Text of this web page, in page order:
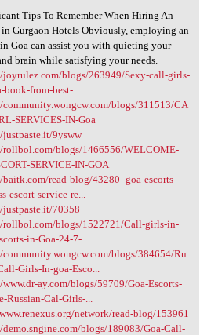
Tips To Remember
Tips To Remember When Hiring An
in Gurgaon Hotels Obviously, employing an
Goa can assist you with quieting your
brain while satisfying your needs.
joyrulez.com/blogs/263949/Sexy-call-girls-
book-from-best-...
blogs/311513/CA
SERVICES-IN-Goa
9ysww
rollbol.com/blogs/1466556/WELCOME-
SERVICE-IN-GOA
read-blog/43280_goa-escorts-
escort-service-re...
70358
rollbol.com/blogs/1522721/Call-girls-in-
in-Goa-24-7-...
blogs/384654/Ru
Girls-In-goa-Esco...
ay.com/blogs/59709/Goa-Escorts-
Russian-Cal-Girls-...
network/read-blog/153961
blogs/189083/Goa-Call-